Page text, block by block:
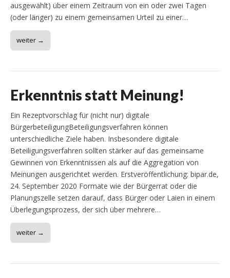
ausgewählt) über einem Zeitraum von ein oder zwei Tagen
(oder länger) zu einem gemeinsamen Urteil zu einer…
weiter →
Erkenntnis statt Meinung!
Ein Rezeptvorschlag für (nicht nur) digitale
BürgerbeteiligungBeteiligungsverfahren können
unterschiedliche Ziele haben. Insbesondere digitale
Beteiligungsverfahren sollten stärker auf das gemeinsame
Gewinnen von Erkenntnissen als auf die Aggregation von
Meinungen ausgerichtet werden. Erstveröffentlichung: bipar.de,
24. September 2020 Formate wie der Bürgerrat oder die
Planungszelle setzen darauf, dass Bürger oder Laien in einem
Überlegungsprozess, der sich über mehrere…
weiter →